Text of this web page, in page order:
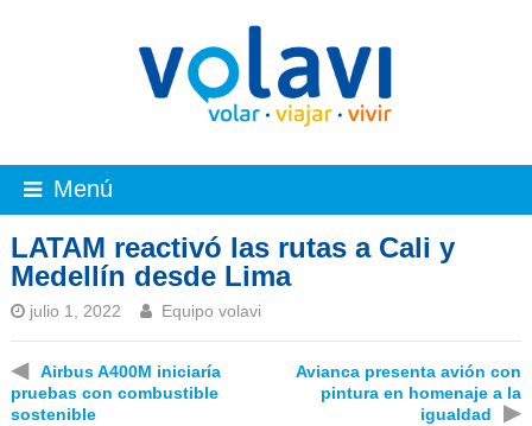
Menú
LATAM reactivó las rutas a Cali y
Medellín desde Lima
julio 1, 2022 Equipo volavi
◀
Airbus A400M iniciaría
pruebas con combustible
sostenible
Avianca presenta avión con
pintura en homenaje a la
igualdad
▶